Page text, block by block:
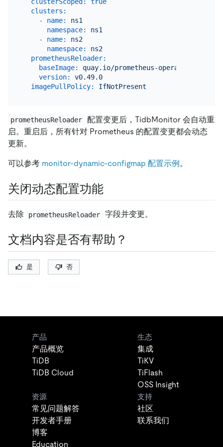
clusters:
-
name:
ns1
namespace:
ns1
-
name:
ns2
namespace:
ns2
prometheusReloader:
baseImage:
quay.io/prometheus-operator/
version:
v0.49.0
imagePullPolicy:
IfNotPresent
prometheusReloader
配置变更后，TidbMonitor 会自动重
启。重启后，所有针对 Prometheus 的配置变更都会动态
更新。
可以参考 monitor-dynamic-configmap 配置示例 。
关闭动态配置功能
去除 prometheusReloader 字段并变更。
文档内容是否有帮助？
是 否
产品
产品概览
TiDB
TiDB Cloud
生态
集成
TiKV
TiFlash
OSS Insight
资源
常见问题解答
开发者手册
博客
Education
支持
社区
联系我们